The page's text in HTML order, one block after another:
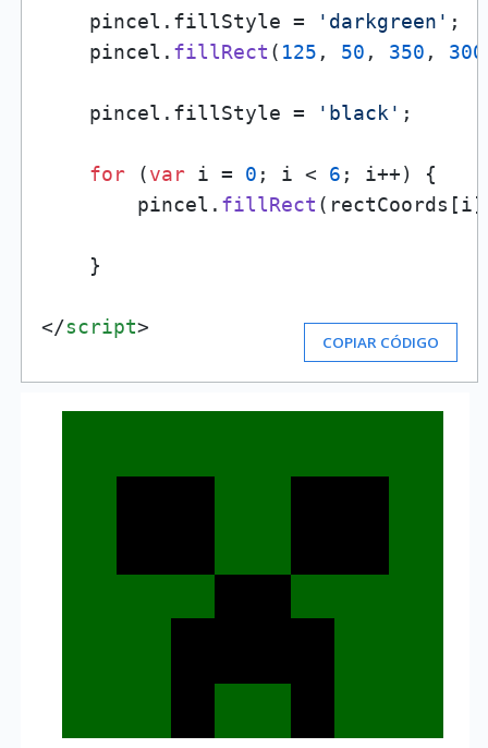
    pincel.
fillStyle = 'darkgreen' ;
    pincel.
fillRect ( 125 , 50 , 350 , 300
    pincel.
fillStyle = 'black' ;
for (var i = 0 ; i < 6 ; i++) {
        pincel.
fillRect
    }
</script>
COPIAR CÓDIGO